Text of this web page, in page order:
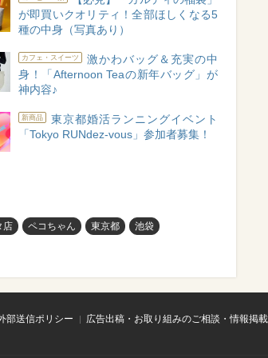
が即買いクオリティ！全部ほしくなる5
種の中身（写真あり）
カフェ・スイーツ
激かわバッグ＆充実の中
身！「Afternoon Teaの新年バッグ」が
神内容♪
新商品
東京都婚活ランニングイベント
「Tokyo RUNdez-vous」参加者募集！
店 ペコちゃん 東京都 池袋
部送信ポリシー
広告出稿・お取り組みのご相談・情報掲